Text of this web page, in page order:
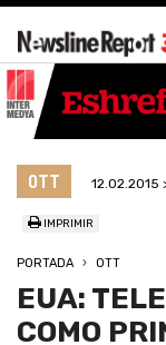
OTT 12.02.2015
IMPRIMIR
PORTADA OTT
EUA:
COMO